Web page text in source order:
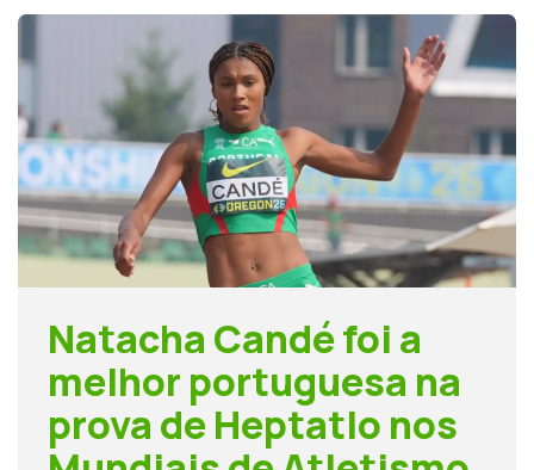
Natacha Candé foi a
melhor portuguesa na
prova de Heptatlo nos